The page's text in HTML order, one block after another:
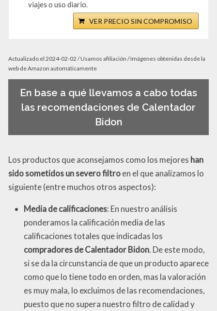
viajes o uso diario.
VER PRECIO SIN COMPROMISO
Actualizado el 2024-02-02 / Usamos afiliación / Imágenes obtenidas desde la
web de Amazon automáticamente
En base a qué llevamos a cabo todas
las recomendaciones de Calentador
Bidon
Los productos que aconsejamos como los mejores han
sido sometidos un severo filtroen el que analizamos lo
siguiente (entre muchos otros aspectos):
Media de calificaciones: En nuestro análisis
ponderamos la calificación media de las
calificaciones totales que indicadas los
compradores de Calentador Bidon. De este modo,
si se da la circunstancia de que un producto aparece
como que lo tiene todo en orden, mas la valoración
es muy mala, lo excluimos de las recomendaciones,
puesto que no supera nuestro filtro de calidad y